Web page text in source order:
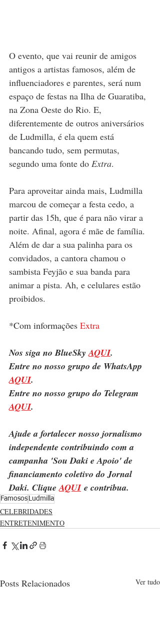
O evento, que vai reunir de amigos
antigos a artistas famosos, além de
influenciadores e parentes, será num
espaço de festas na Ilha de Guaratiba,
na Zona Oeste do Rio. E,
diferentemente de outros aniversários
de Ludmilla, é ela quem está
bancando tudo, sem permutas,
segundo uma fonte do Extra.
Para aproveitar ainda mais, Ludmilla
marcou de começar a festa cedo, a
partir das 15h, que é para não virar a
noite. Afinal, agora é mãe de família.
Além de dar a sua palinha para os
convidados, a cantora chamou o
sambista Feyjão e sua banda para
animar a pista. Ah, e celulares estão
proibidos.
*Com informações Extra
Nos siga no BlueSky AQUI.
Entre no nosso grupo de WhatsApp
AQUI.
Entre no nosso grupo do Telegram
AQUI.
Ajude a fortalecer nosso jornalismo
independente contribuindo com a
campanha 'Sou Daki e Apoio' de
financiamento coletivo do Jornal
Daki. Clique AQUI e contribua.
Famosos Ludmilla
CELEBRIDADES
ENTRETENIMENTO
Posts Relacionados Ver tudo